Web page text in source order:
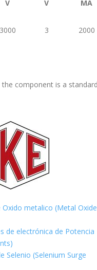
V V MA
3000 3 2000
component is a
Oxido metalico (Metal Oxide
de electrónica de Potencia
Selenio (Selenium Surge